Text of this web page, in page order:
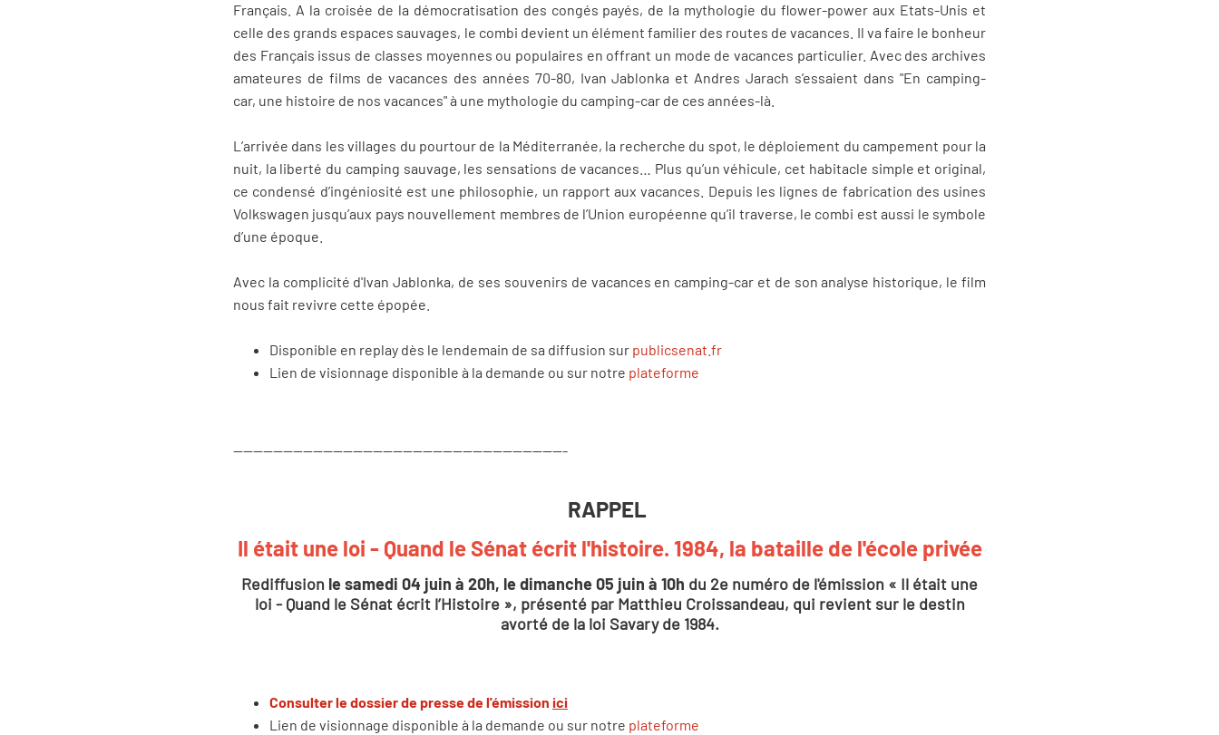
Français. A la croisée de la démocratisation des congés payés, de la mythologie du flower-power aux Etats-Unis et
celle des grands espaces sauvages, le combi devient un élément familier des routes de vacances. Il va faire le bonheur
des Français issus de classes moyennes ou populaires en offrant un mode de vacances particulier. Avec des archives
amateures de films de vacances des années 70-80, Ivan Jablonka et Andres Jarach s’essaient dans "En camping-
car, une histoire de nos vacances" à une mythologie du camping-car de ces années-là.
L’arrivée dans les villages du pourtour de la Méditerranée, la recherche du spot, le déploiement du campement pour la
nuit, la liberté du camping sauvage, les sensations de vacances… Plus qu’un véhicule, cet habitacle simple et original,
ce condensé d’ingéniosité est une philosophie, un rapport aux vacances. Depuis les lignes de fabrication des usines
Volkswagen jusqu’aux pays nouvellement membres de l’Union européenne qu’il traverse, le combi est aussi le symbole
d’une époque.
Avec la complicité d'Ivan Jablonka, de ses souvenirs de vacances en camping-car et de son analyse historique, le film
nous fait revivre cette épopée.
Disponible en replay dès le lendemain de sa diffusion sur publicsenat.fr
Lien de visionnage disponible à la demande ou sur notre plateforme
-------------------------------------------------------------------
RAPPEL
Il était une loi - Quand le Sénat écrit l'histoire. 1984, la bataille de l'école privée
Rediffusion le samedi 04 juin à 20h, le dimanche 05 juin à 10h du 2e numéro de l'émission « Il était une
loi - Quand le Sénat écrit l’Histoire », présenté par Matthieu Croissandeau, qui revient sur le destin
avorté de la loi Savary de 1984.
Consulter le dossier de presse de l'émission ici
Lien de visionnage disponible à la demande ou sur notre plateforme